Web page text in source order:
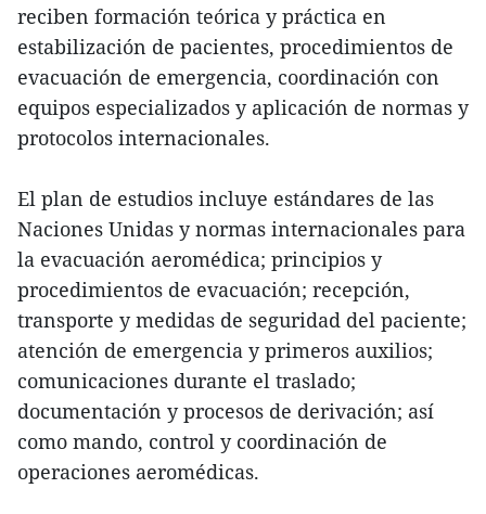
reciben formación teórica y práctica en
estabilización de pacientes, procedimientos de
evacuación de emergencia, coordinación con
equipos especializados y aplicación de normas y
protocolos internacionales.
El plan de estudios incluye estándares de las
Naciones Unidas y normas internacionales para
la evacuación aeromédica; principios y
procedimientos de evacuación; recepción,
transporte y medidas de seguridad del paciente;
atención de emergencia y primeros auxilios;
comunicaciones durante el traslado;
documentación y procesos de derivación; así
como mando, control y coordinación de
operaciones aeromédicas.